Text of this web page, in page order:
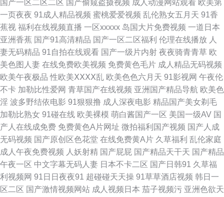
免费观看 在线超碰 91tv 91超碰色情 91双飞在线 97欧美超碰在线 a级日韩色
电影 菠萝av在现款看 成人Aⅴ视频 豆花91 国产精品成品人品 国产四区自拍
国产在线观看亚毛 黑人黄色网 激情va 极品偷拍网 蜜芽91中出 欧美岛国性爱
日日撸日日操 午夜欧美剧场 伊人91福利 51视频入口 91色摸鱼 AV黄色在线
操逼视频软件 超碰人妻人人操 国产在线92 黄色A片网址 六月天AV 欧美人妖
出精汇编 色亭亭性爱网 天堂Av电影官网 伪娘AV天堂 在线播放成人网站 91
次元网 91网址在线免费 97资源国产站 国产TS一区 激情五月花婷婷 老司机
性交网 男人午夜影院 欧美性交DVD 日本香蕉网 日韩性爱网址 伊人伊思7 91
国产一区二区二区 国产偷窥盗摄视频 成人动漫网站观看 欧美第
一页夜夜 91成人精品视频 蜜桃爱爱视频 乱伦熟女五月天 91香
蕉视 福利在线视频直播 一区xxxxx 岛国大片免费视频 一道日本
亚洲香蕉 国产91高清精品 国产一区二区福利 伦理在线播放 人
妻无码精品 91自拍在线观看 国产一级片内射 夜夜骑青青草 欧
美色图人妻 在线免费欧美视频 免费黄色毛片 成人精品无码视频
欧美午夜极品 性欧美ⅩⅩⅩⅩ乱 欧美色色六月天 91影视网 午夜伦
不卡 加勒比性爱网 青草国产在线视频 亚洲国产精品导航 欧美色
淫 波多野结依电影 91狠狠撸 成人深夜电影 精品国产美女剃毛
加勒比熟女 91碰在线 欧美裸模 萌白酱国产一区 美国一级AV 国
产人在线成免费 免费黄色A片网址 微拍福利国产视频 国产人成
无码视频 国产原创区色花堂 在线免费黄A片 久草福利 乱伦家庭
成人午夜免费视频 人妖射精 国产屁屁 国产精品天干天 国产精品
午夜一区 中文字幕无码人妻 日本不卡二区 国产日韩91 久草福
利视频网 91日日夜夜91 超碰碰天天操 91草草酒店视频 韩日一
区二区 国产激情视频网站 成人视频日本 茄子视频污 亚洲色欲天